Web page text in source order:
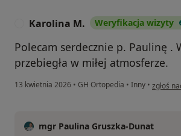
Karolina M. Weryfikacja wizyty
Polecam serdecznie p. Paulinę .
przebiegła w miłej atmosferze.
13 kwietnia 2026 • GH Ortopedia • Inny • w opinii
zgłoś
mgr Paulina Gruszka-Dunat